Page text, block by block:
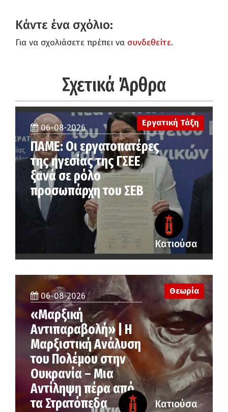
Κάντε ένα σχόλιο:
Για να σχολιάσετε πρέπει να συνδεθείτε.
Σχετικά Άρθρα
Εργατική Τάξη
06-08-2026
ΠΑΜΕ: Οι εργατοπατέρες
της ηγεσίας της ΓΣΕΕ
ξανά σε ρόλο
προσωπάρχη του ΣΕΒ
Κατιούσα
06-08-2026
«Μαρξική
Αντιπαραβολή» | Η
Μαρξιστική Ανάλυση
του Πολέμου στην
Ουκρανία – Μια
Αντίληψη πέρα από
τα Στρατόπεδα
Θεωρία
Κατιούσα